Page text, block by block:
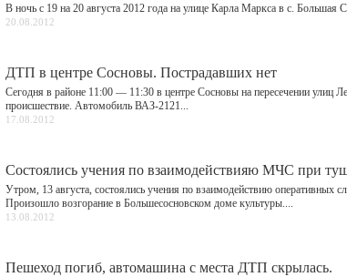
В ночь с 19 на 20 августа 2012 года на улице Карла Маркса в с. Большая
20.08.2012
ДТП в центре Сосновы. Пострадавших нет
Сегодня в районе 11:00 — 11:30 в центре Сосновы на пересечении улиц
происшествие. Автомобиль ВАЗ-2121...
17.08.2012
Состоялись учения по взаимодействияю МЧС при
Утром, 13 августа, состоялись учения по взаимодействию оперативных
Произошло возгорание в Большесосновском доме культуры....
13.08.2012
Пешеход погиб, автомашина с места ДТП скрылась.